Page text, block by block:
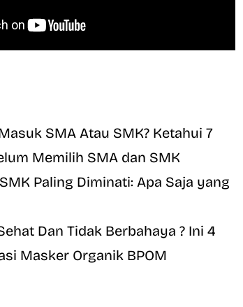
SMA Atau SMK? Ketahui 7
Memilih SMA dan SMK
Paling Diminati: Apa Saja yang
Dan Tidak Berbahaya ? Ini 4
Masker Organik BPOM